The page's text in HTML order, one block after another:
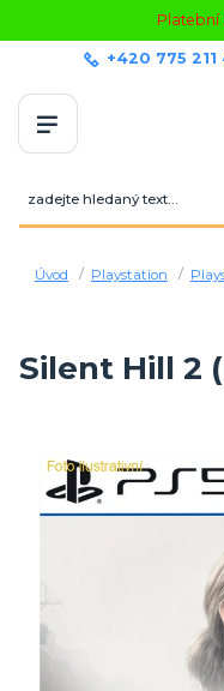
Platební
+420 775 211
Úvod Playstation
Silent Hill 2